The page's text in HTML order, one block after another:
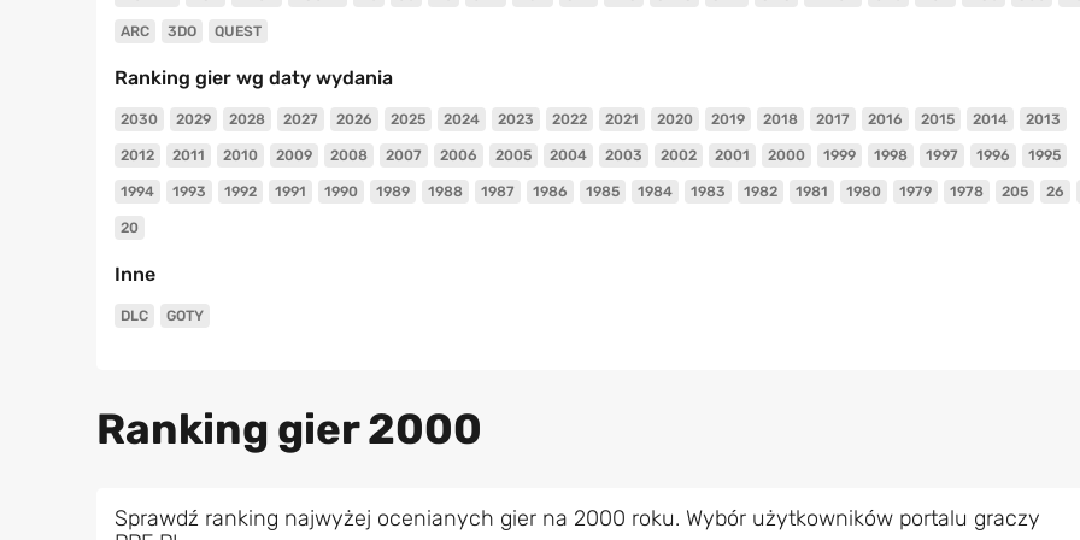
ARC 3DO QUEST
Ranking gier wg daty wydania
2030 2029 2028 2027 2026 2025 2024 2023 2022 2021 2020 2019 2018 2017 2016 2015 2014 2013
2012 2011 2010 2009 2008 2007 2006 2005 2004 2003 2002 2001 2000 1999 1998 1997 1996 1995
1994 1993 1992 1991 1990 1989 1988 1987 1986 1985 1984 1983 1982 1981 1980 1979 1978 205 26
20
Inne
DLC GOTY
Ranking gier 2000
Sprawdź ranking najwyżej ocenianych gier na 2000 roku. Wybór użytkowników portalu graczy